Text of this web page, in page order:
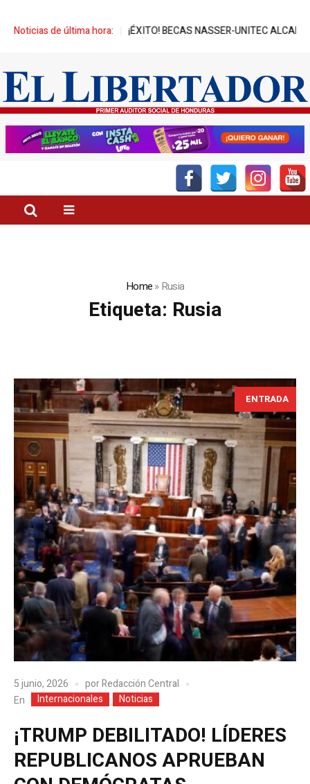
Noticias de última hora:
¡ÉXITO! BECAS NASSER-UNITEC ALCANZA MIL JÓVENES
Home»Rusia
Etiqueta: Rusia
ENTRADA
5 junio, 2026 porRedacción Central
En
Internacionales Noticias
¡TRUMP DEBILITADO! LÍDERES
REPUBLICANOS APRUEBAN